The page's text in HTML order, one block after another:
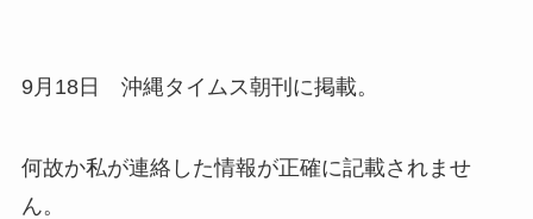
9月18日 沖縄タイムス朝刊に掲載。
何故か私が連絡した情報が正確に記載されませ
ん。